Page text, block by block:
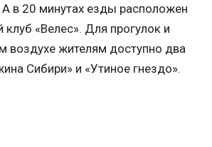
А в 20 минутах езды расположен
клуб «Велес». Для прогулок и
воздухе жителям доступно два
Сибири» и «Утиное гнездо».